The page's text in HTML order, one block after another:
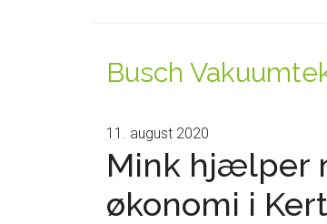
Busch
11. august 2020
Mink hjælper
økonomi i